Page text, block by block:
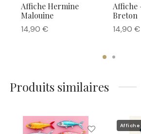
Affiche Hermine
Malouine
14,90 €
Affiche
Breton
14,90 €
Produits similaires
Affiche